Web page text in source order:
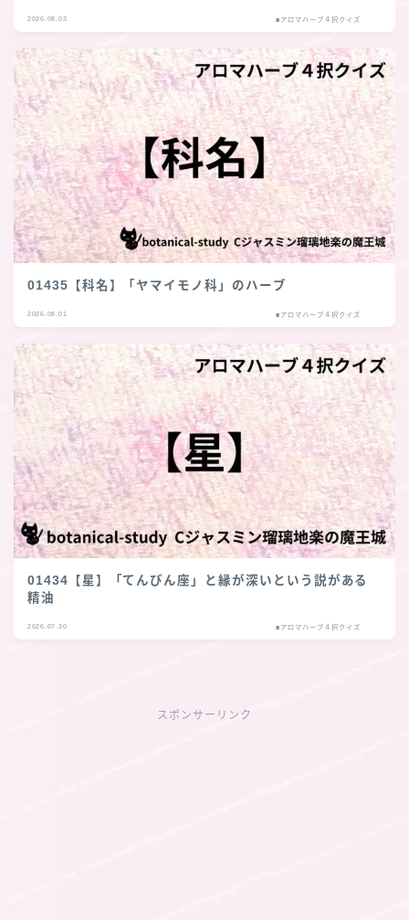
2026.08.03 ■アロマハーブ４択クイズ
01435【科名】「ヤマイモノ科」のハーブ
2026.08.01 ■アロマハーブ４択クイズ
01434【星】「てんびん座」と縁が深いという説がある
精油
2026.07.30 ■アロマハーブ４択クイズ
スポンサーリンク